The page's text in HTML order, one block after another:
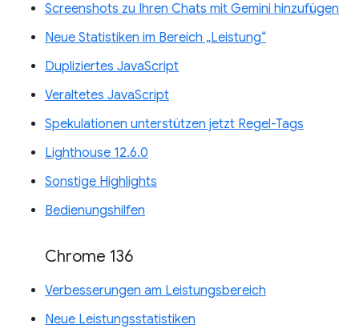
Screenshots zu Ihren Chats mit Gemini hinzufügen
Neue Statistiken im Bereich „Leistung“
Dupliziertes JavaScript
Veraltetes JavaScript
Spekulationen unterstützen jetzt Regel-Tags
Lighthouse 12.6.0
Sonstige Highlights
Bedienungshilfen
Chrome 136
Verbesserungen am Leistungsbereich
Neue Leistungsstatistiken